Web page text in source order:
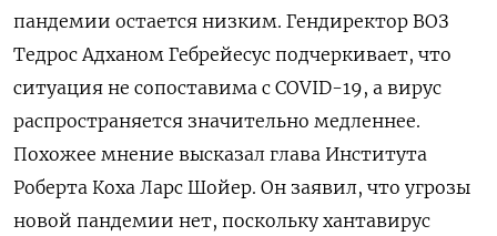
пандемии остается низким. Гендиректор ВОЗ
Тедрос Адханом Гебрейесус подчеркивает, что
ситуация не сопоставима с COVID-19, а вирус
распространяется значительно медленнее.
Похожее мнение высказал глава Института
Роберта Коха Ларс Шойер. Он заявил, что угрозы
новой пандемии нет, поскольку хантавирус